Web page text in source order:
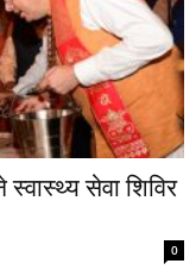
सेवा शिविर
0